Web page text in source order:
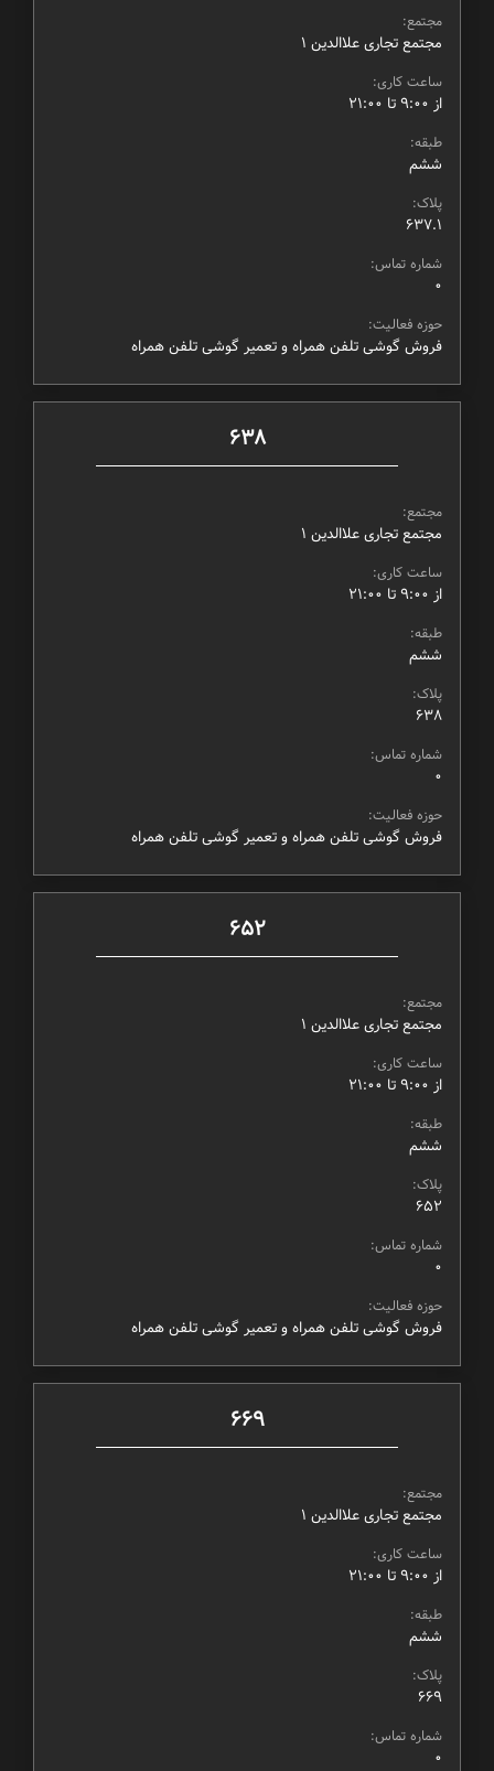
مجتمع:
مجتمع تجاری علاالدین ۱
ساعت کاری:
از ۹:۰۰ تا ۲۱:۰۰
طبقه:
ششم
پلاک:
637.1
شماره تماس:
0
حوزه فعالیت:
فروش گوشی تلفن همراه و تعمیر گوشی تلفن همراه
638
مجتمع:
مجتمع تجاری علاالدین ۱
ساعت کاری:
از ۹:۰۰ تا ۲۱:۰۰
طبقه:
ششم
پلاک:
638
شماره تماس:
0
حوزه فعالیت:
فروش گوشی تلفن همراه و تعمیر گوشی تلفن همراه
652
مجتمع:
مجتمع تجاری علاالدین ۱
ساعت کاری:
از ۹:۰۰ تا ۲۱:۰۰
طبقه:
ششم
پلاک:
652
شماره تماس:
0
حوزه فعالیت:
فروش گوشی تلفن همراه و تعمیر گوشی تلفن همراه
669
مجتمع:
مجتمع تجاری علاالدین ۱
ساعت کاری:
از ۹:۰۰ تا ۲۱:۰۰
طبقه:
ششم
پلاک:
669
شماره تماس:
0